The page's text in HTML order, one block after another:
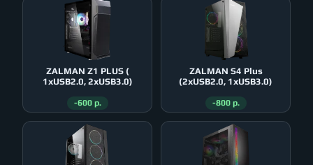
ZALMAN Z1 PLUS (
1xUSB2.0, 2xUSB3.0)
-600 р.
ZALMAN S4 Plus
(2xUSB2.0, 1xUSB3.0)
-800 р.